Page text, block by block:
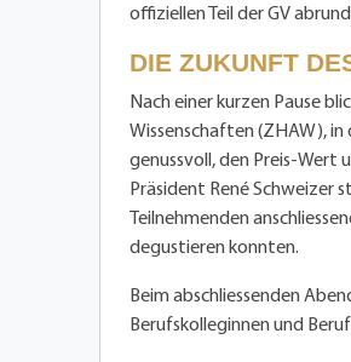
offiziellen Teil der GV
DIE ZUKUNFT
Nach einer kurzen Pause
Wissenschaften (ZHAW),
genussvoll, den Preis-Wert
Präsident René Schweizer
Teilnehmenden
degustieren konnten.
Beim abschliessenden
Berufskolleginnen und